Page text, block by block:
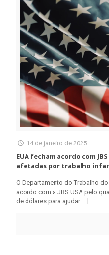
14 de janeiro de 2025
EUA fecham acordo com
afetadas por trabalho
O Departamento do Trabalho
acordo com a JBS USA pelo
de dólares para ajudar[…]